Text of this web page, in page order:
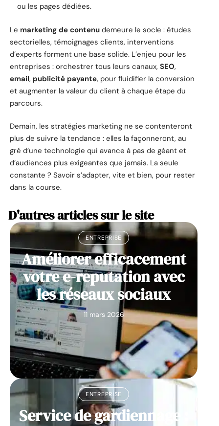
ou les pages dédiées.
Le marketing de contenu demeure le socle : études
sectorielles, témoignages clients, interventions
d’experts forment une base solide. L’enjeu pour les
entreprises : orchestrer tous leurs canaux, SEO,
email, publicité payante, pour fluidifier la conversion
et augmenter la valeur du client à chaque étape du
parcours.
Demain, les stratégies marketing ne se contenteront
plus de suivre la tendance : elles la façonneront, au
gré d’une technologie qui avance à pas de géant et
d’audiences plus exigeantes que jamais. La seule
constante ? Savoir s’adapter, vite et bien, pour rester
dans la course.
D'autres articles sur le site
ENTREPRISE
Améliorer efficacement
votre e-reputation avec
les réseaux sociaux
11 mars 2026
ENTREPRISE
Service de gardiennage :